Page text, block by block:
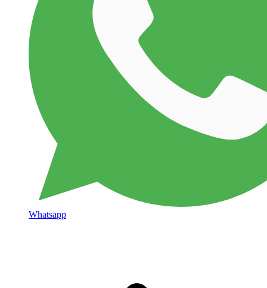
Whatsapp